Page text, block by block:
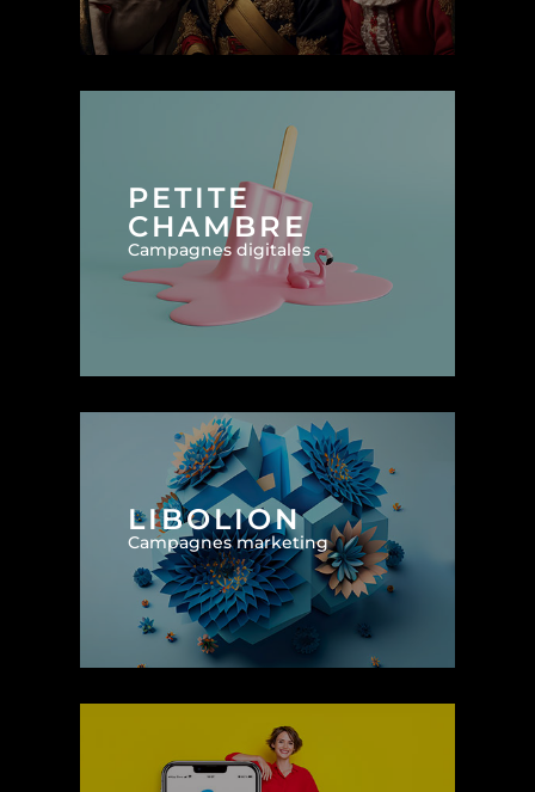
PETITE
CHAMBRE
Campagnes digitales
LIBOLION
Campagnes marketing